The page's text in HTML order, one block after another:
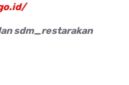
sdm_restarakan